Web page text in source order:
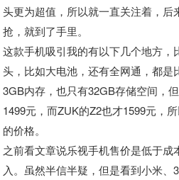
头更为超值，所以就一直关注着，后
抢，就到了手里。
这款手机吸引我的有以下几个地方，
头，比如大电池，还有全网通，都是
3GB内存，也只有32GB存储空间，
1499元，而ZUK的Z2也才1599元，
的价格。
之前看文章说乐视手机售价是低于成
入。虽然半信半疑，但是看到小米、